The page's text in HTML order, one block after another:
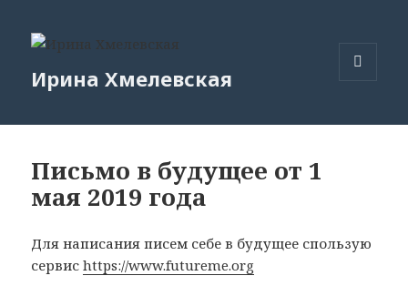
Ирина Хмелевская
Письмо в будущее от 1
мая 2019 года
Для написания писем себе в будущее спользую
сервисhttps://www.futureme.org